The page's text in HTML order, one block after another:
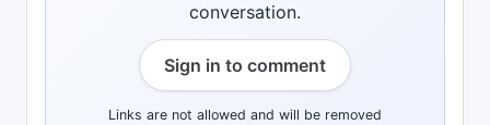
conversation.
Sign in to comment
Links are not allowed and will be removed